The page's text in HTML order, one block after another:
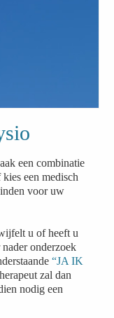
een combinatie
een medisch
voor uw
u of heeft u
onderzoek
“JA IK
zal dan
nodig een